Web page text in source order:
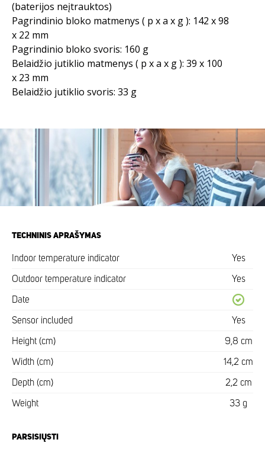
(baterijos neįtrauktos)
Pagrindinio bloko matmenys ( p x a x g ): 142 x 98
x 22 mm
Pagrindinio bloko svoris: 160 g
Belaidžio jutiklio matmenys ( p x a x g ): 39 x 100
x 23 mm
Belaidžio jutiklio svoris: 33 g
TECHNINIS APRAŠYMAS
Indoor temperature indicator Yes
Outdoor temperature indicator Yes
Date
Sensor included Yes
Height (cm) 9,8 cm
Width (cm) 14,2 cm
Depth (cm) 2,2 cm
Weight 33 g
PARSISIŲSTI